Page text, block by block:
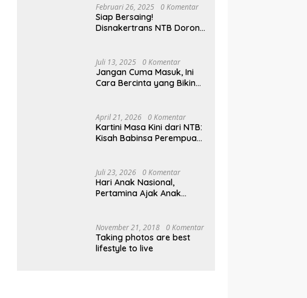
Februari 26, 2025 0 Komentar
Siap Bersaing!
Disnakertrans NTB Dorong
Juli 13, 2025 0 Komentar
Jangan Cuma Masuk, Ini
Cara Bercinta yang Bikin
April 21, 2026 0 Komentar
Kartini Masa Kini dari NTB:
Kisah Babinsa Perempuan
Juli 23, 2026 0 Komentar
Hari Anak Nasional,
Pertamina Ajak Anak
Mangrove
November 21, 2018 0 Komentar
Taking photos are best
lifestyle to live